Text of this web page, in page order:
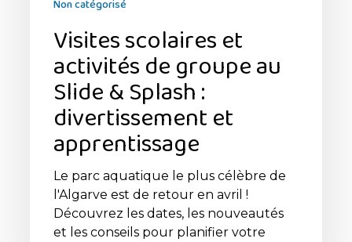
apprentissage
Non catégorisé
Visites scolaires et
activités de groupe au
Slide & Splash :
divertissement et
apprentissage
Le parc aquatique le plus célèbre de
l'Algarve est de retour en avril !
Découvrez les dates, les nouveautés
et les conseils pour planifier votre